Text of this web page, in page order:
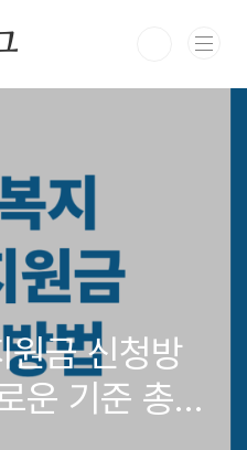
원금 신청방
운 기준 총정